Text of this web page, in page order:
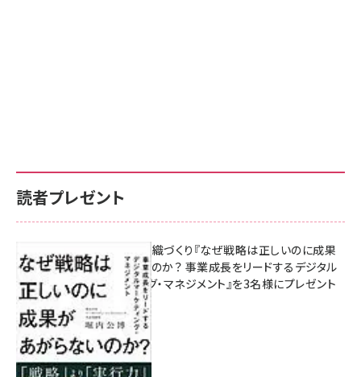
読者プレゼント
成果を生む組織づくり『なぜ戦略は正しいのに成果
があがらないのか？ 事業成長をリードするデジタル
マーケティング・マネジメント』を3名様にプレゼント
8月7日 10:00